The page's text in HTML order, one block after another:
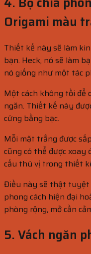
Origami màu
Thiết kế này sẽ làm
bạn. Heck, nó sẽ làm
nó giống như một tác
Một cách không tồi để
ngăn. Thiết kế này
cứng bằng bạc.
Mỗi mặt trắng được
cũng có thể được xoay
cấu thú vị trong thiết
Điều này sẽ thật tuyệt
phong cách hiện đại
phòng rộng, mở cần
5. Vách ngăn